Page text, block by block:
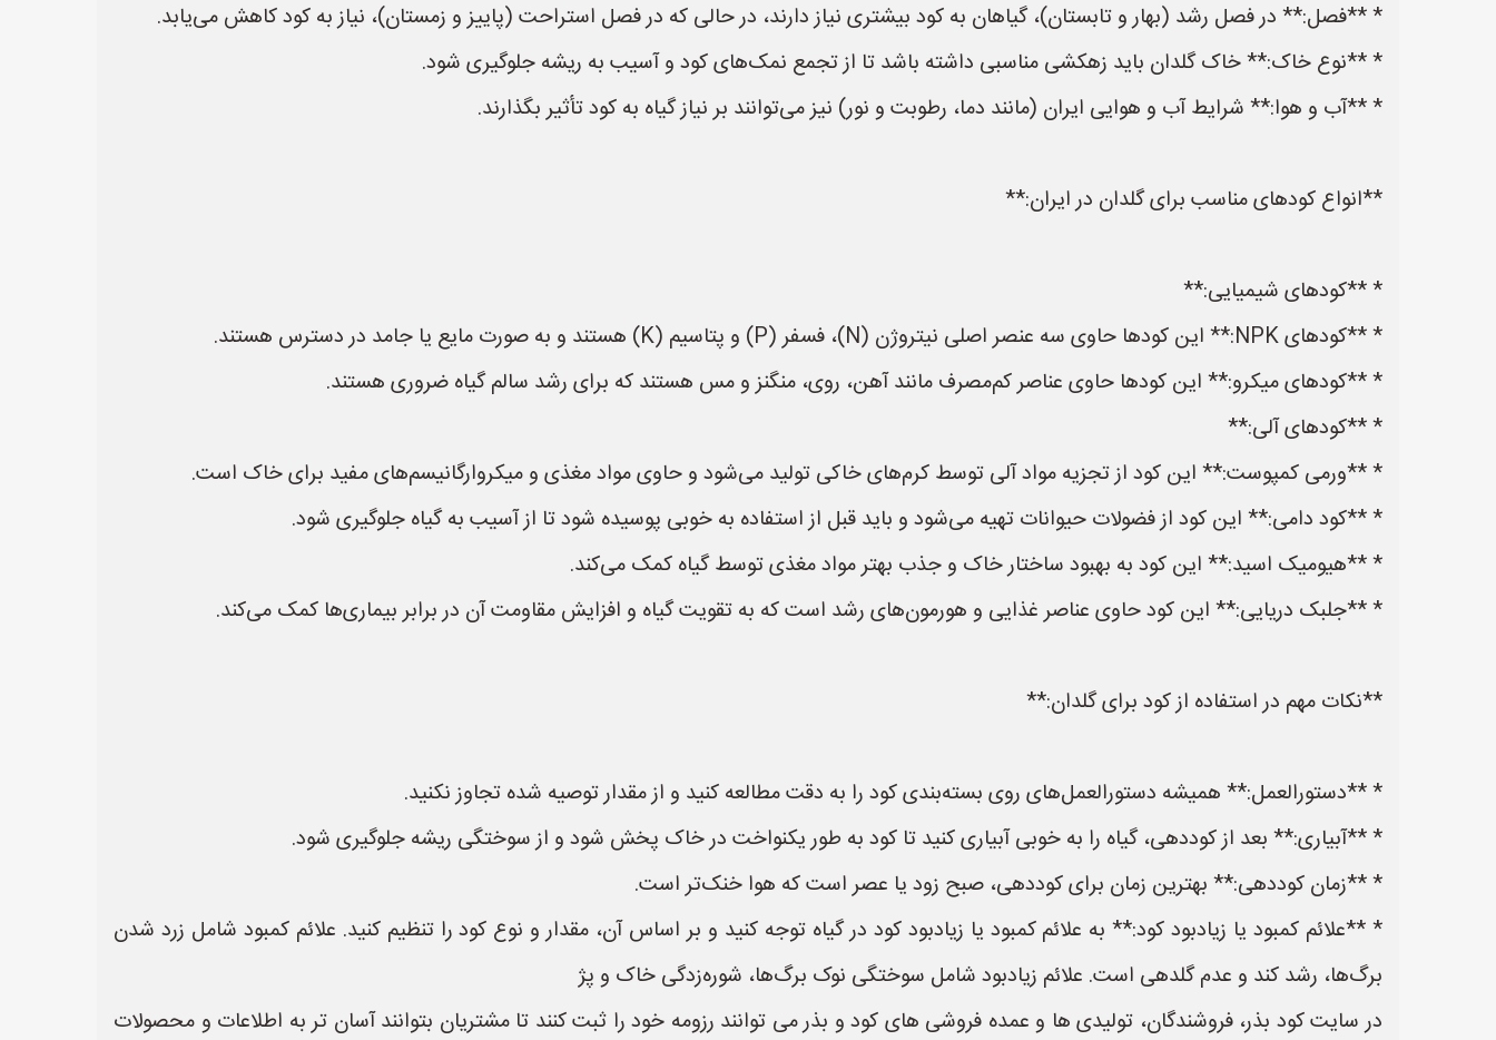
* **فصل:** در فصل رشد (بهار و تابستان)، گیاهان به کود بیشتری نیاز دارند، در حالی که در فصل استراحت (پاییز و زمستان)، نیاز به کود کاهش می‌یابد.
* **نوع خاک:** خاک گلدان باید زهکشی مناسبی داشته باشد تا از تجمع نمک‌های کود و آسیب به ریشه جلوگیری شود.
* **آب و هوا:** شرایط آب و هوایی ایران (مانند دما، رطوبت و نور) نیز می‌توانند بر نیاز گیاه به کود تأثیر بگذارند.
**انواع کودهای مناسب برای گلدان در ایران:**
* **کودهای شیمیایی:**
* **کودهای NPK:** این کودها حاوی سه عنصر اصلی نیتروژن (N)، فسفر (P) و پتاسیم (K) هستند و به صورت مایع یا جامد در دسترس هستند.
* **کودهای میکرو:** این کودها حاوی عناصر کم‌مصرف مانند آهن، روی، منگنز و مس هستند که برای رشد سالم گیاه ضروری هستند.
* **کودهای آلی:**
* **ورمی کمپوست:** این کود از تجزیه مواد آلی توسط کرم‌های خاکی تولید می‌شود و حاوی مواد مغذی و میکروارگانیسم‌های مفید برای خاک است.
* **کود دامی:** این کود از فضولات حیوانات تهیه می‌شود و باید قبل از استفاده به خوبی پوسیده شود تا از آسیب به گیاه جلوگیری شود.
* **هیومیک اسید:** این کود به بهبود ساختار خاک و جذب بهتر مواد مغذی توسط گیاه کمک می‌کند.
* **جلبک دریایی:** این کود حاوی عناصر غذایی و هورمون‌های رشد است که به تقویت گیاه و افزایش مقاومت آن در برابر بیماری‌ها کمک می‌کند.
**نکات مهم در استفاده از کود برای گلدان:**
* **دستورالعمل:** همیشه دستورالعمل‌های روی بسته‌بندی کود را به دقت مطالعه کنید و از مقدار توصیه شده تجاوز نکنید.
* **آبیاری:** بعد از کوددهی، گیاه را به خوبی آبیاری کنید تا کود به طور یکنواخت در خاک پخش شود و از سوختگی ریشه جلوگیری شود.
* **زمان کوددهی:** بهترین زمان برای کوددهی، صبح زود یا عصر است که هوا خنک‌تر است.
* **علائم کمبود یا زیادبود کود:** به علائم کمبود یا زیادبود کود در گیاه توجه کنید و بر اساس آن، مقدار و نوع کود را تنظیم کنید. علائم کمبود شامل زرد شدن
برگ‌ها، رشد کند و عدم گلدهی است. علائم زیادبود شامل سوختگی نوک برگ‌ها، شوره‌زدگی خاک و پژ
در سایت کود بذر، فروشندگان، تولیدی ها و عمده فروشی های کود و بذر می توانند رزومه خود را ثبت کنند تا مشتریان بتوانند آسان تر به اطلاعات و محصولات